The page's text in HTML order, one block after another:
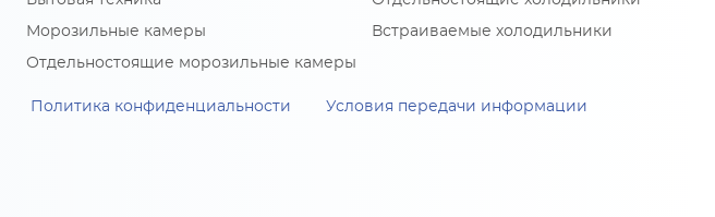
Морозильные камеры
Отдельностоящие морозильные камеры
Встраиваемые холодильники
Политика конфиденциальности Условия передачи информации